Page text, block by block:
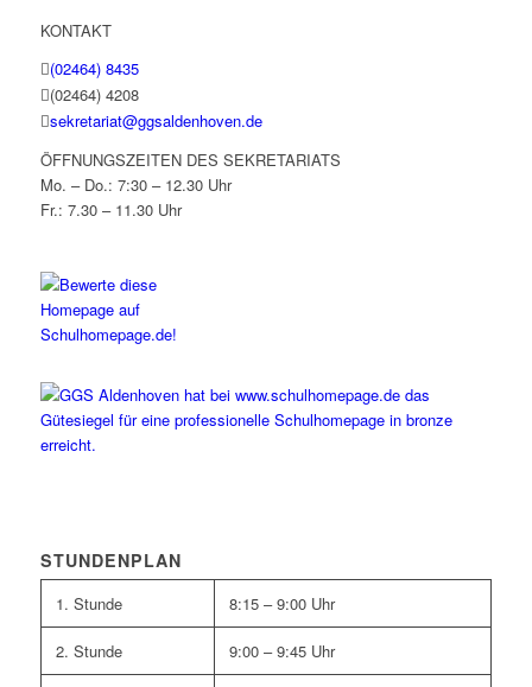
KONTAKT
(02464) 8435
(02464) 4208
sekretariat@ggsaldenhoven.de
ÖFFNUNGSZEITEN DES SEKRETARIATS
Mo. – Do.: 7:30 – 12.30 Uhr
Fr.: 7.30 – 11.30 Uhr
STUNDENPLAN
1. Stunde 8:15 – 9:00 Uhr
2. Stunde 9:00 – 9:45 Uhr